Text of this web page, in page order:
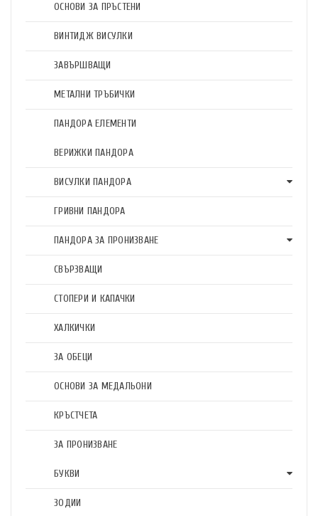
ОСНОВИ ЗА ПРЪСТЕНИ
ВИНТИДЖ ВИСУЛКИ
ЗАВЪРШВАЩИ
МЕТАЛНИ ТРЪБИЧКИ
ПАНДОРА ЕЛЕМЕНТИ
ВЕРИЖКИ ПАНДОРА
ВИСУЛКИ ПАНДОРА
ГРИВНИ ПАНДОРА
ПАНДОРА ЗА ПРОНИЗВАНЕ
СВЪРЗВАЩИ
СТОПЕРИ И КАПАЧКИ
ХАЛКИЧКИ
ЗА ОБЕЦИ
ОСНОВИ ЗА МЕДАЛЬОНИ
КРЪСТЧЕТА
ЗА ПРОНИЗВАНЕ
БУКВИ
ЗОДИИ